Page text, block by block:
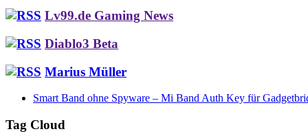
Lv99.de Gaming News
Diablo3 Beta
Marius Müller
Smart Band ohne Spyware – Mi Band Auth Key für
Tag Cloud